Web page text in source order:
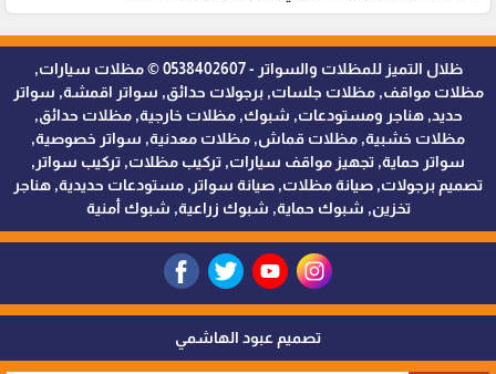
ظلال التميز للمظلات والسواتر - 0538402607 © مظلات سيارات,
مظلات مواقف, مظلات جلسات, برجولات حدائق, سواتر اقمشة, سواتر
حديد, هناجر ومستودعات, شبوك, مظلات خارجية, مظلات حدائق,
مظلات خشبية, مظلات قماش, مظلات معدنية, سواتر خصوصية,
سواتر حماية, تجهيز مواقف سيارات, تركيب مظلات, تركيب سواتر,
تصميم برجولات, صيانة مظلات, صيانة سواتر, مستودعات حديدية, هناجر
تخزين, شبوك حماية, شبوك زراعية, شبوك أمنية
تصميم عبود الهاشمي